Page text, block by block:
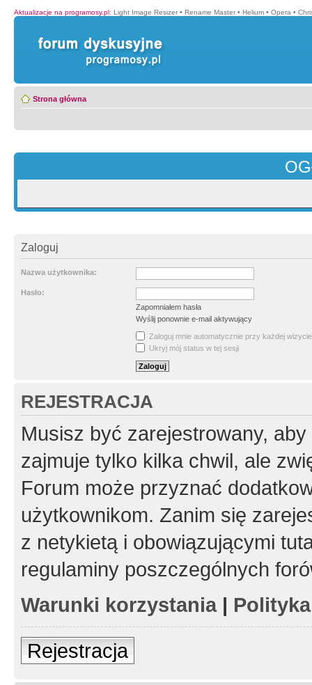
Aktualizacje na programosy.pl: Light Image Resizer • Rename Master • Helium • Opera •
Strona główna
Zaloguj
Nazwa użytkownika:
Hasło:
Zapomniałem hasła
Wyślij ponownie e-mail aktywujący
Zaloguj mnie automatycznie przy każdej wizycie
Ukryj mój status w tej sesji
REJESTRACJA
Musisz być zarejestrowany,
zajmuje tylko kilka chwil, ale
Forum może przyznać
użytkownikom. Zanim się
z netykietą i obowiązującymi
regulaminy poszczególnych
Warunki korzystania|
Rejestracja